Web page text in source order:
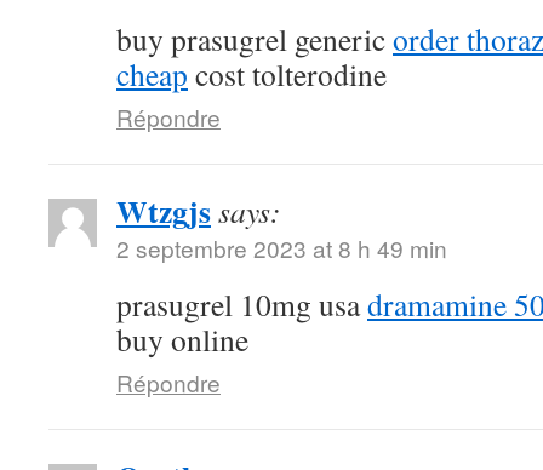
buy prasugrel genericorder
cheap cost tolterodine
Répondre
Wtzgjssays:
2 septembre 2023 at 8 h 49 min
prasugrel 10mg usadramamine
buy online
Répondre